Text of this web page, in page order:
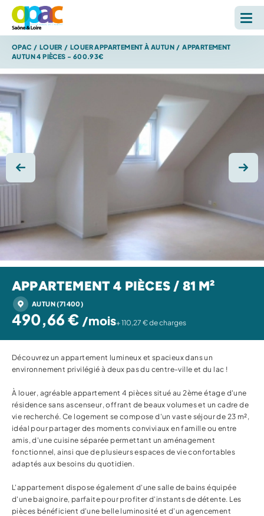
LOUER
ACHETER
L'OPAC
S'INFORMER
ESPACE PERSONNEL
OPAC / LOUER / LOUER APPARTEMENT À AUTUN / APPARTEMENT
AUTUN 4 PIÈCES - 600.93€
Photo précédente
APPARTEMENT 4 PIÈCES / 81 M²
AUTUN (71400)
490,66 € /mois+ 110,27 € de charges
Découvrez un appartement lumineux et spacieux dans un
environnement privilégié à deux pas du centre-ville et du lac !
À louer, agréable appartement 4 pièces situé au 2ème étage d'une
résidence sans ascenseur, offrant de beaux volumes et un cadre de
vie recherché. Ce logement se compose d'un vaste séjour de 23 m²,
idéal pour partager des moments conviviaux en famille ou entre
amis, d'une cuisine séparée permettant un aménagement
fonctionnel, ainsi que de plusieurs espaces de vie confortables
adaptés aux besoins du quotidien.
L'appartement dispose également d'une salle de bains équipée
d'une baignoire, parfaite pour profiter d'instants de détente. Les
pièces bénéficient d'une belle luminosité et d'un agencement